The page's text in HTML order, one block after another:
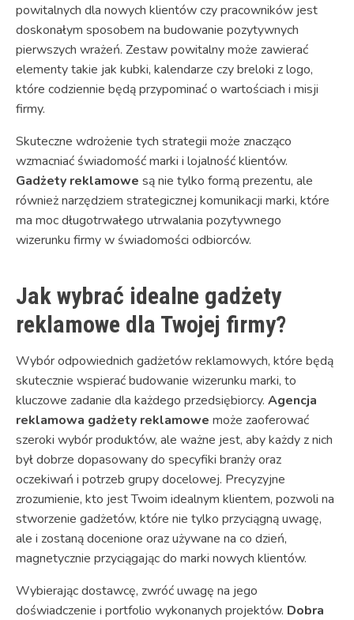
powitalnych dla nowych klientów czy pracowników jest
doskonałym sposobem na budowanie pozytywnych
pierwszych wrażeń. Zestaw powitalny może zawierać
elementy takie jak kubki, kalendarze czy breloki z logo,
które codziennie będą przypominać o wartościach i misji
firmy.
Skuteczne wdrożenie tych strategii może znacząco
wzmacniać świadomość marki i lojalność klientów.
Gadżety reklamowe są nie tylko formą prezentu, ale
również narzędziem strategicznej komunikacji marki, które
ma moc długotrwałego utrwalania pozytywnego
wizerunku firmy w świadomości odbiorców.
Jak wybrać idealne gadżety
reklamowe dla Twojej firmy?
Wybór odpowiednich gadżetów reklamowych, które będą
skutecznie wspierać budowanie wizerunku marki, to
kluczowe zadanie dla każdego przedsiębiorcy. Agencja
reklamowa gadżety reklamowe może zaoferować
szeroki wybór produktów, ale ważne jest, aby każdy z nich
był dobrze dopasowany do specyfiki branży oraz
oczekiwań i potrzeb grupy docelowej. Precyzyjne
zrozumienie, kto jest Twoim idealnym klientem, pozwoli na
stworzenie gadżetów, które nie tylko przyciągną uwagę,
ale i zostaną docenione oraz używane na co dzień,
magnetycznie przyciągając do marki nowych klientów.
Wybierając dostawcę, zwróć uwagę na jego
doświadczenie i portfolio wykonanych projektów. Dobra